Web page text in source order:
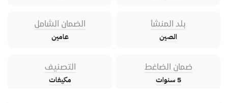
بلد المنشأ
الصين
الضمان الشامل
عامين
ضمان الضاغط
5 سنوات
التصنيف
مكيفات